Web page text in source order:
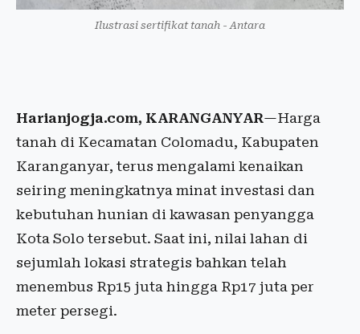
Ilustrasi sertifikat tanah - Antara
Harianjogja.com, KARANGANYAR—Harga
tanah di Kecamatan Colomadu, Kabupaten
Karanganyar, terus mengalami kenaikan
seiring meningkatnya minat investasi dan
kebutuhan hunian di kawasan penyangga
Kota Solo tersebut. Saat ini, nilai lahan di
sejumlah lokasi strategis bahkan telah
menembus Rp15 juta hingga Rp17 juta per
meter persegi.